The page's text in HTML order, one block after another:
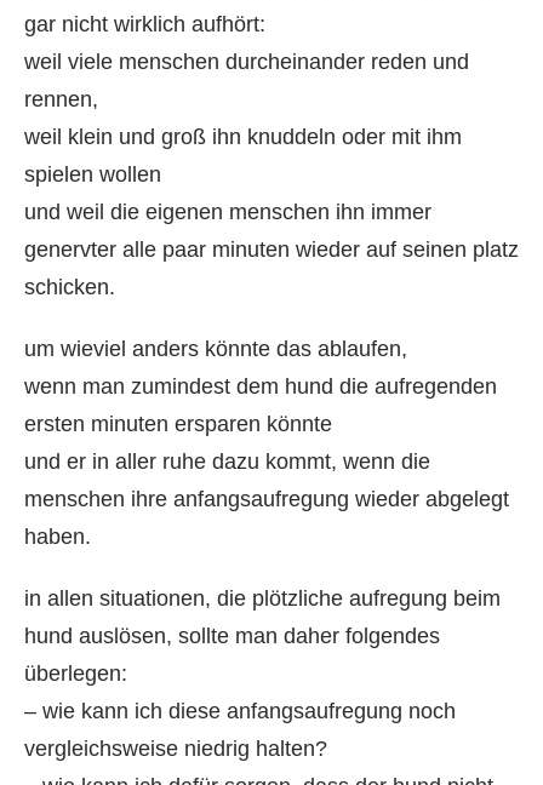
gar nicht wirklich aufhört:
weil viele menschen durcheinander reden und
rennen,
weil klein und groß ihn knuddeln oder mit ihm
spielen wollen
und weil die eigenen menschen ihn immer
genervter alle paar minuten wieder auf seinen platz
schicken.
um wieviel anders könnte das ablaufen,
wenn man zumindest dem hund die aufregenden
ersten minuten ersparen könnte
und er in aller ruhe dazu kommt, wenn die
menschen ihre anfangsaufregung wieder abgelegt
haben.
in allen situationen, die plötzliche aufregung beim
hund auslösen, sollte man daher folgendes
überlegen:
– wie kann ich diese anfangsaufregung noch
vergleichsweise niedrig halten?